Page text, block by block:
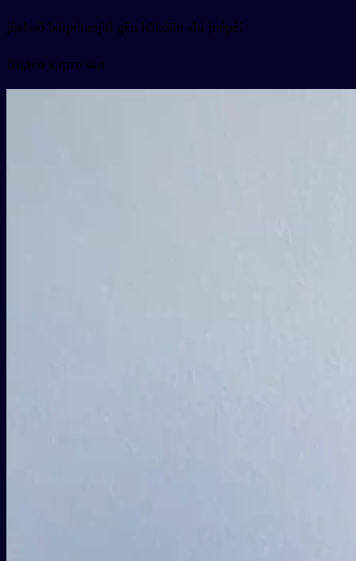
jùshuō báipútaojiǔ gēn hǎixiān shì juépèi
Видео карточки